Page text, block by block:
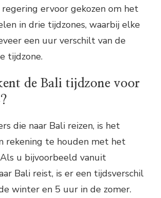
regering ervoor gekozen om het
in drie tijdzones, waarbij elke
een uur verschilt van de
tijdzone.
de Bali tijdzone voor
die naar Bali reizen, is het
rekening te houden met het
u bijvoorbeeld vanuit
Bali reist, is er een tijdsverschil
winter en 5 uur in de zomer.